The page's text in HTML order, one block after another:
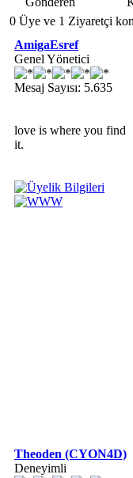
0 Üye ve 1 Ziyaretçi
AmigaEsref
Genel Yönetici
Mesaj Sayısı: 5.635
love is where you find
it.
Theoden (CYON4D)
Deneyimli